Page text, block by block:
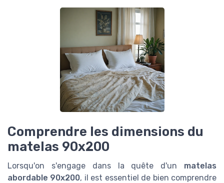
Comprendre les dimensions du
matelas 90x200
Lorsqu'on s'engage dans la quête d'un matelas
abordable 90x200, il est essentiel de bien comprendre